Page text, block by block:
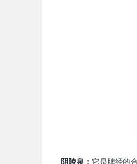
阴陵泉： 它是脾经的